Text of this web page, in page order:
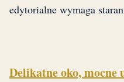
edytorialne wymaga
Delikatne oko, mocne